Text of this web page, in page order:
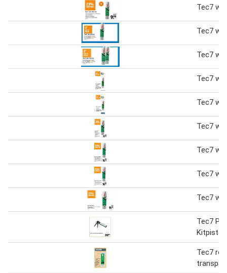
Tec7
Tec7
Tec7
Tec7
Tec7
Tec7
Tec7 wit
Tec7
Tec7 wit
Tec7
Tec7